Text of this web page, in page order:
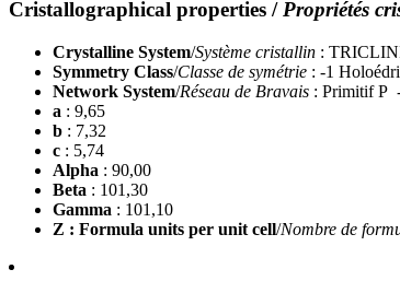
Cristallographical properties / Propriétés
Crystalline System/Système cristallin :
Symmetry Class/Classe de symétrie : -1
Network System/Réseau de Bravais : Primitif P
a : 9,65
b : 7,32
c : 5,74
Alpha : 90,00
Beta : 101,30
Gamma : 101,10
Z : Formula units per unit cell/Nombre de